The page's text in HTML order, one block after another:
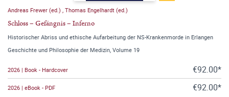
Andreas Frewer (ed.) , Thomas Engelhardt (ed.)
Schloss – Gefängnis – Inferno
Historischer Abriss und ethische Aufarbeitung der NS-Krankenmorde in Erlangen
Geschichte und Philosophie der Medizin, Volume 19
2026 | Book - Hardcover €92.00*
2026 | eBook - PDF €92.00*